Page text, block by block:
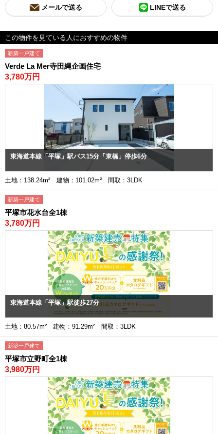
メールで送る LINEで送る
この物件を見ている人におすすめの物件
新築一戸建て
Verde La Mer寺田縄企画住宅
3,780万円
東海道本線「平塚」駅バス15分「東橋」停歩6分
土地：138.24m² 建物：101.02m² 間取：3LDK
新築一戸建て
平塚市花水台全1棟
3,780万円
東海道本線「平塚」駅徒歩27分
土地：80.57m² 建物：91.29m² 間取：3LDK
新築一戸建て
平塚市立野町全1棟
3,980万円